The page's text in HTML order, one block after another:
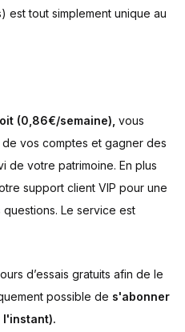
est tout simplement unique au
(0,86€/semaine), vous
vos comptes et gagner des
de votre patrimoine. En plus
support client VIP pour une
Le service est
d’essais gratuits afin de le
possible de s'abonner
l'instant).